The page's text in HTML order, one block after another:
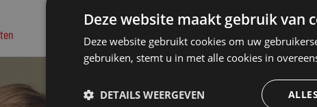
begeleiding en opleiding in elke stap van de
aan voor
stagesenafstuderenof als juridisch
Deze website maakt gebruik van
Deze website gebruikt cookies om uw
gebruiken, stemt u in met alle cookies in
DETAILS WEERGEVEN